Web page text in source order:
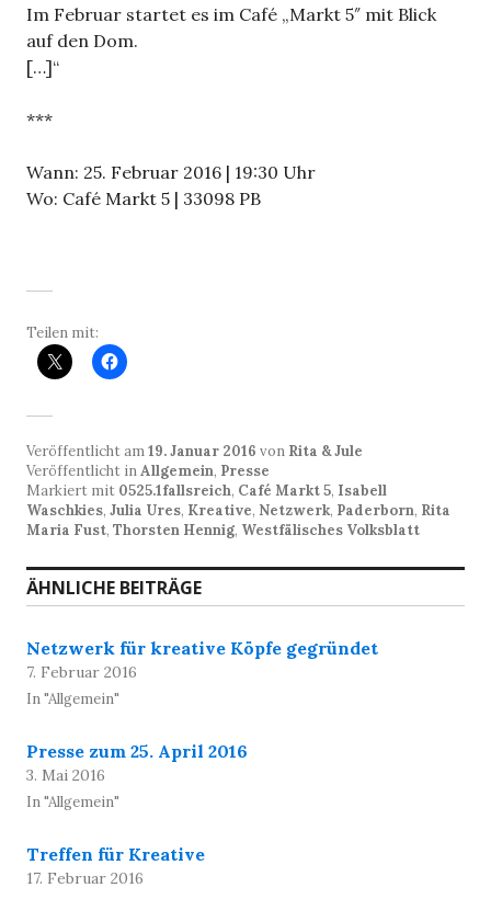
Im Februar startet es im Café „Markt 5″ mit Blick
auf den Dom.
[…]“
***
Wann: 25. Februar 2016 | 19:30 Uhr
Wo: Café Markt 5 | 33098 PB
Teilen mit:
Veröffentlicht am19. Januar 2016 von Rita & Jule
Veröffentlicht inAllgemein, Presse
Markiert mit 0525.1fallsreich, Café Markt 5, Isabell
Waschkies, Julia Ures, Kreative, Netzwerk, Paderborn, Rita
Maria Fust, Thorsten Hennig, Westfälisches Volksblatt
ÄHNLICHE BEITRÄGE
Netzwerk für kreative Köpfe gegründet
7. Februar 2016
In "Allgemein"
Presse zum 25. April 2016
3. Mai 2016
In "Allgemein"
Treffen für Kreative
17. Februar 2016